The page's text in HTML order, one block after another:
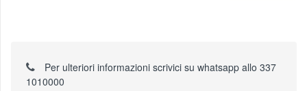
Per ulteriori informazioni scrivici su whatsapp allo 337
1010000